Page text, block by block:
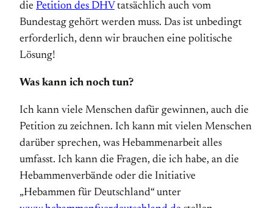
die Petition des DHV tatsächlich auch vom
Bundestag gehört werden muss. Das ist unbedingt
erforderlich, denn wir brauchen eine politische
Lösung!
Was kann ich noch tun?
Ich kann viele Menschen dafür gewinnen, auch die
Petition zu zeichnen. Ich kann mit vielen Menschen
darüber sprechen, was Hebammenarbeit alles
umfasst. Ich kann die Fragen, die ich habe, an die
Hebammenverbände oder die Initiative
„Hebammen für Deutschland“ unter